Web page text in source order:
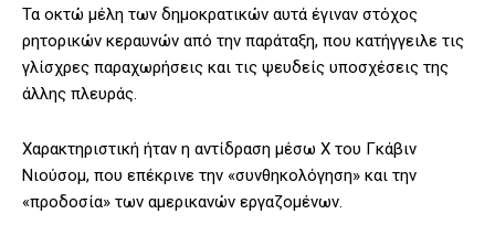
Τα οκτώ μέλη των δημοκρατικών αυτά έγιναν στόχος
ρητορικών κεραυνών από την παράταξη, που κατήγγειλε τις
γλίσχρες παραχωρήσεις και τις ψευδείς υποσχέσεις της
άλλης πλευράς.
Χαρακτηριστική ήταν η αντίδραση μέσω X του Γκάβιν
Νιούσομ, που επέκρινε την «συνθηκολόγηση» και την
«προδοσία» των αμερικανών εργαζομένων.